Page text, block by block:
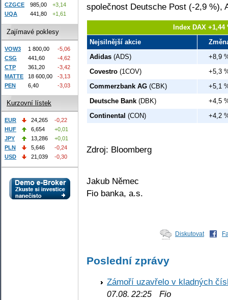
společnost Deutsche Post (-2,9 %),
Index DAX
Nejsilnější akcie
Adidas (ADS)
+8,9
Covestro (1COV)
+5,3
Commerzbank AG (CBK)
+5,1
Deutsche Bank (DBK)
+4,5
Continental (CON) +4,2
Zdroj: Bloomberg
Jakub Němec
Fio banka, a.s.
Diskutovat
Poslední zprávy
Zámoří uzavřelo v kladných
07.08. 22:25 Fio
CZGCE
985,00
+3,14
UQA
441,80 +1,61
Zajímavé poklesy
VOW3 1 800,00
-5,06
CSG
441,60
-4,62
CTP
361,20
-3,42
MATTE
18 600,00
-3,13
PEN
6,40 -3,03
Kurzovní lístek
EUR 24,265
-0,22
HUF
6,654
+0,01
JPY
13,286
+0,01
PLN
5,646
-0,24
USD
21,039 -0,30